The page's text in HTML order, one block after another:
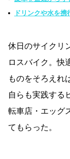
ドリンクや水を
休日のサイクリ
ロスバイク。快
ものをそろえ
自らも実践する
転車店・エッグ
てもらった。